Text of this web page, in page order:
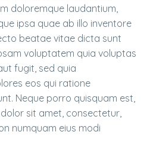
doloremque laudantium,
ipsa quae ab illo inventore
beatae vitae dicta sunt
voluptatem quia voluptas
fugit, sed quia
eos qui ratione
Neque porro quisquam est,
sit amet, consectetur,
numquam eius modi